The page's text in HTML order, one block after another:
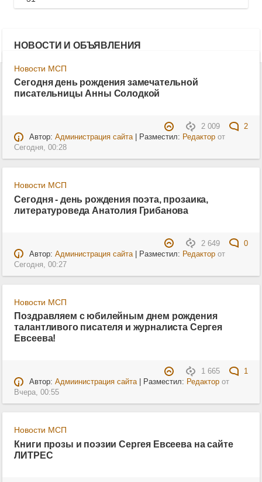
НОВОСТИ И ОБЪЯВЛЕНИЯ
Новости МСП
Сегодня день рождения замечательной
писательницы Анны Солодкой
2 009
2
Автор: Администрация сайта| Разместил: Редакторот
Сегодня, 00:28
Новости МСП
Сегодня - день рождения поэта, прозаика,
литературоведа Анатолия Грибанова
2 649
0
Автор: Администрация сайта| Разместил: Редакторот
Сегодня, 00:27
Новости МСП
Поздравляем с юбилейным днем рождения
талантливого писателя и журналиста Сергея
Евсеева!
1 665
1
Автор: Адмиинистрация сайта| Разместил: Редакторот
Вчера, 00:55
Новости МСП
Книги прозы и поэзии Сергея Евсеева на сайте
ЛИТРЕС